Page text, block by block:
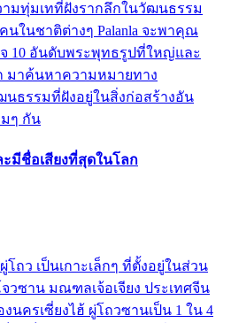
มทุ่มเทที่ฝังรากลึกในวัฒนธรรม
ในชาติต่างๆ Palanla จะพาคุณ
10 อันดับพระพุทธรูปที่ใหญ่และ
มาค้นหาความหมายทาง
นธรรมที่ฝังอยู่ในสิ่งก่อสร้างอัน
มๆ กัน
มีชื่อเสียงที่สุดในโลก
โถว เป็นเกาะเล็กๆ ที่ตั้งอยู่ในส่วน
วซาน มณฑลเจ้อเจียง ประเทศจีน
นครเซี่ยงไฮ้ ผู่โถวซานเป็น 1 ใน 4